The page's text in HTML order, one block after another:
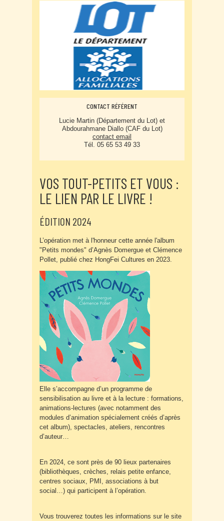
CONTACT RÉFÉRENT
Lucie Martin (Département du Lot) et
Abdourahmane Diallo (CAF du Lot)
contact email
Tél. 05 65 53 49 33
VOS TOUT-PETITS ET VOUS :
LE LIEN PAR LE LIVRE !
ÉDITION 2024
L’opération met à l'honneur cette année l'album
"Petits mondes" d’Agnès Domergue et Clémence
Pollet, publié chez HongFei Cultures en 2023.
Elle s’accompagne d’un programme de
sensibilisation au livre et à la lecture : formations,
animations-lectures (avec notamment des
modules d’animation spécialement créés d’après
cet album), spectacles, ateliers, rencontres
d’auteur…
En 2024, ce sont près de 90 lieux partenaires
(bibliothèques, crèches, relais petite enfance,
centres sociaux, PMI, associations à but
social…) qui participent à l’opération.
Vous trouverez toutes les informations sur le site